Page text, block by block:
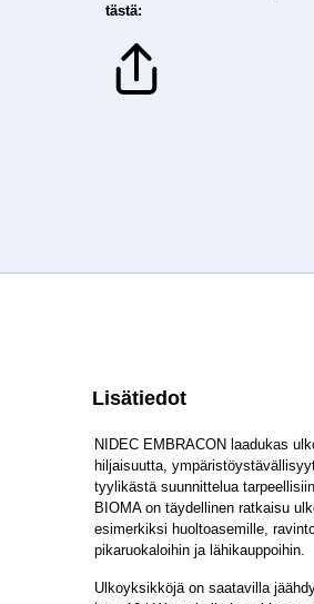
tästä:
Lisätiedot
NIDEC EMBRACON laadukas
hiljaisuutta,
tyylikästä suunnittelua
BIOMA on täydellinen ratkaisu
esimerkiksi huoltoasemille,
pikaruokaloihin ja lähikauppoihin.
Ulkoyksikköjä on saatavilla